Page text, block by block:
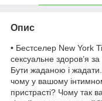
Опис
• Бестселер New York
сексуальне здоров’я
Бути жаданою і
чому у вашому
пристрасті? Чому так